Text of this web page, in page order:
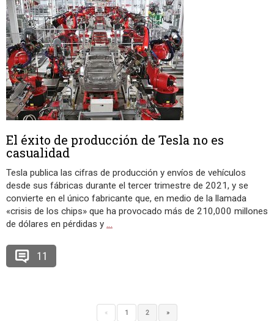
El éxito de producción de Tesla no es
casualidad
Tesla publica las cifras de producción y envíos de vehículos
desde sus fábricas durante el tercer trimestre de 2021, y se
convierte en el único fabricante que, en medio de la llamada
«crisis de los chips» que ha provocado más de 210,000 millones
de dólares en pérdidas y …
11
« 1 2 »